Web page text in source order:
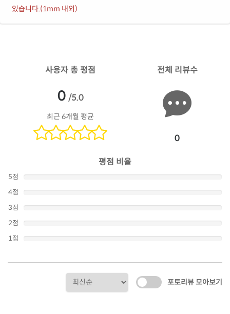
있습니다.(1mm 내외)
사용자 총 평점
0 /5.0
최근 6개월 평균
전체 리뷰수
0
평점 비율
5점
4점
3점
2점
1점
포토리뷰 모아보기